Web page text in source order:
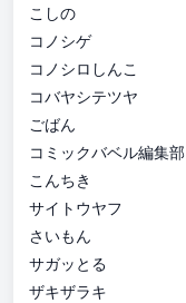
こしの
コノシゲ
コノシロしんこ
コバヤシテツヤ
ごばん
コミックバベル編集部
こんちき
サイトウヤフ
さいもん
サガッとる
ザキザラキ